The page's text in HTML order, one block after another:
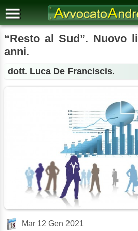
“Resto al Sud”. Nuovo
anni.
dott. Luca De Franciscis.
Mar 12 Gen 2021